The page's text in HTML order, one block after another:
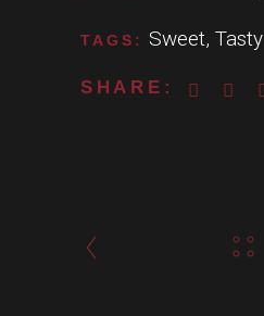
TAGS: Sweet,Tasty
SHARE: